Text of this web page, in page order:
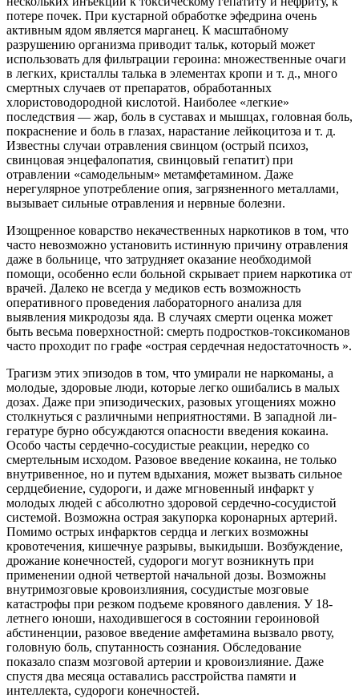
потере почек. При кустарной обработке эфедрина очень
активным ядом является марганец. К масштабному
разрушению организма приводит тальк, который может
использовать для фильтрации героина: множественные очаги
в легких, кристаллы талька в элементах кропи и т. д., много
смертных случаев от препаратов, обработанных
хлористоводородной кислотой. Наиболее «легкие»
последствия — жар, боль в суставах и мышцах, головная боль,
покраснение и боль в глазах, нарастание лейкоцитоза и т. д.
Известны случаи отравления свинцом (острый психоз,
свинцовая энцефалопатия, свинцовый гепатит) при
отравлении «самодельным» метамфетамином. Даже
нерегулярное употребление опия, загрязненного металлами,
вызывает сильные отравления и нервные болезни.
Изощренное коварство некачественных наркотиков в том, что
часто невозможно установить истинную причину отравления
даже в больнице, что затрудняет оказание необходимой
помощи, особенно если больной скрывает прием наркотика от
врачей. Далеко не всегда у медиков есть возможность
оперативного проведения лабораторного анализа для
выявления микродозы яда. В случаях смерти оценка может
быть весьма поверхностной: смерть подростков-токсикоманов
часто проходит по графе «острая сердечная недостаточность ».
Трагизм этих эпизодов в том, что умирали не наркоманы, а
молодые, здоровые люди, которые легко ошибались в малых
дозах. Даже при эпизодических, разовых угощениях можно
столкнуться с различными неприятностями. В западной ли-
гературе бурно обсуждаются опасности введения кокаина.
Особо часты сердечно-сосудистые реакции, нередко со
смертельным исходом. Разовое введение кокаина, не только
внутривенное, но и путем вдыхания, может вызвать сильное
сердцебиение, судороги, и даже мгновенный инфаркт у
молодых людей с абсолютно здоровой сердечно-сосудистой
системой. Возможна острая закупорка коронарных артерий.
Помимо острых инфарктов сердца и легких возможны
кровотечения, кишечнуе разрывы, выкидыши. Возбуждение,
дрожание конечностей, судороги могут возникнуть при
применении одной четвертой начальной дозы. Возможны
внутримозговые кровоизлияния, сосудистые мозговые
катастрофы при резком подъеме кровяного давления. У 18-
летнего юноши, находившегося в состоянии героиновой
абстиненции, разовое введение амфетамина вызвало рвоту,
головную боль, спутанность сознания. Обследование
показало спазм мозговой артерии и кровоизлияние. Даже
спустя два месяца оставались расстройства памяти и
интеллекта, судороги конечностей.